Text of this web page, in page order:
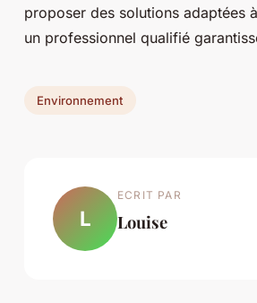
proposer des solutions adaptées
un professionnel qualifié
Environnement
L
ECRIT PAR
Louise